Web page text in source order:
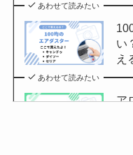
あわせて読みたい
い
え
あわせて読みたい
ア